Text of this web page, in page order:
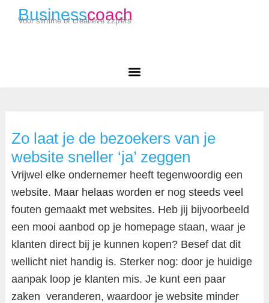
Businesscoach
Voor slimme of creatieve zzp'ers
Zo laat je de bezoekers van je
website sneller ‘ja’ zeggen
Vrijwel elke ondernemer heeft tegenwoordig een
website. Maar helaas worden er nog steeds veel
fouten gemaakt met websites. Heb jij bijvoorbeeld
een mooi aanbod op je homepage staan, waar je
klanten direct bij je kunnen kopen? Besef dat dit
wellicht niet handig is. Sterker nog: door je huidige
aanpak loop je klanten mis. Je kunt een paar
zaken veranderen, waardoor je website minder